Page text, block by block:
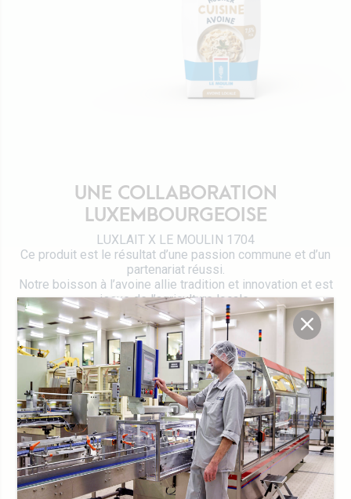
Certifications
Travailler chez Luxlait
Vitarium
Restaurant Molkerei
Fromages
Yaourts du Luxembourg
Desserts lactés
Glaces
Lait 0 KM
Catalogue
Emballages Tetra Pak
Service commercial
UNE COLLABORATION
LUXEMBOURGEOISE
LUXLAIT X LE MOULIN 1704
Ce produit est le résultat d’une passion commune et d’un
partenariat réussi.
Notre boisson à l’avoine allie tradition et innovation et est
issue de l’agriculture locale.
100 % naturel